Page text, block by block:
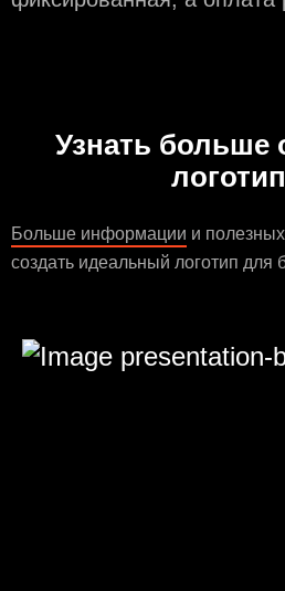
Узнать больше
Больше информации и
создать идеальный логотип для